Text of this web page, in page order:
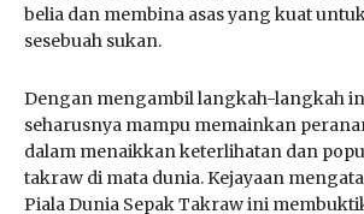
belia dan membina asas yang kuat
sesebuah sukan.
Dengan mengambil langkah-langkah
seharusnya mampu memainkan
dalam menaikkan keterlihatan dan
takraw di mata dunia. Kejayaan
Piala Dunia Sepak Takraw ini